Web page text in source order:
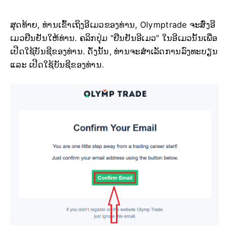
ສຸດທ້າຍ, ທ່ານເຂົ້າເຖິງອີເມວຂອງທ່ານ, Olymptrade ຈະສົ່ງອີ
ເມວຢືນຢັນໃຫ້ທ່ານ. ຄລິກປຸ່ມ "ຢືນຢັນອີເມວ" ໃນອີເມວນັ້ນເພື່ອ
ເປີດໃຊ້ບັນຊີຂອງທ່ານ. ດັ່ງນັ້ນ, ທ່ານຈະສຳເລັດການລົງທະບຽນ
ແລະ ເປີດໃຊ້ບັນຊີຂອງທ່ານ.